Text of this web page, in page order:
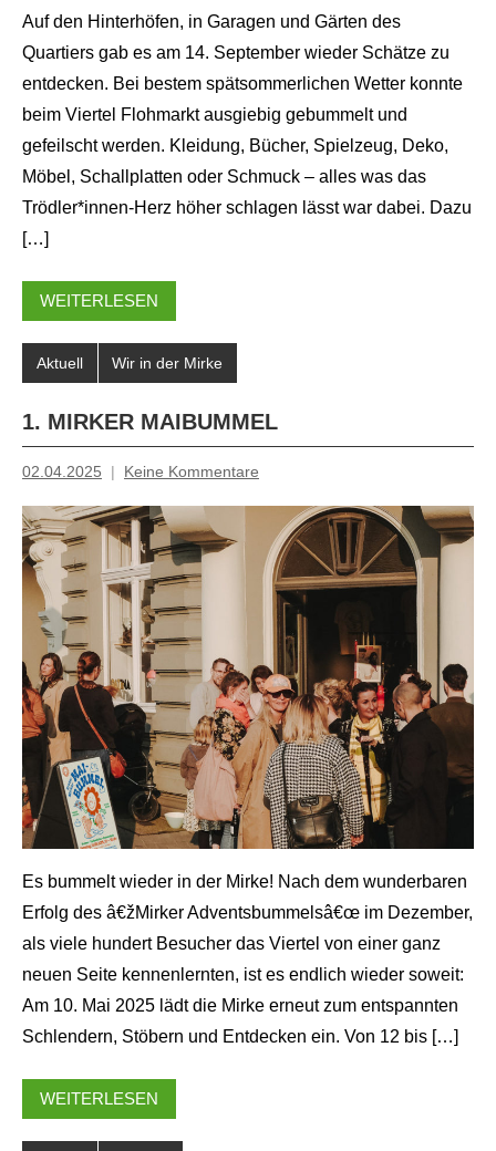
Auf den Hinterhöfen, in Garagen und Gärten des
Quartiers gab es am 14. September wieder Schätze zu
entdecken. Bei bestem spätsommerlichen Wetter konnte
beim Viertel Flohmarkt ausgiebig gebummelt und
gefeilscht werden. Kleidung, Bücher, Spielzeug, Deko,
Möbel, Schallplatten oder Schmuck – alles was das
Trödler*innen-Herz höher schlagen lässt war dabei. Dazu
[…]
WEITERLESEN
Aktuell Wir in der Mirke
1. MIRKER MAIBUMMEL
02.04.2025
Mosche
Keine Kommentare
Es bummelt wieder in der Mirke! Nach dem wunderbaren
Erfolg des â€žMirker Adventsbummelsâ€œ im Dezember,
als viele hundert Besucher das Viertel von einer ganz
neuen Seite kennenlernten, ist es endlich wieder soweit:
Am 10. Mai 2025 lädt die Mirke erneut zum entspannten
Schlendern, Stöbern und Entdecken ein. Von 12 bis […]
WEITERLESEN